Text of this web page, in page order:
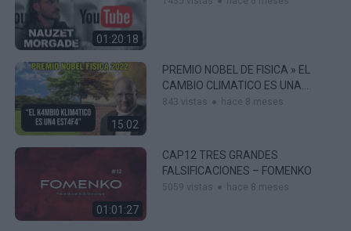
01:20:18
15:02
PREMIO NOBEL DE FISICA » EL
CAMBIO CLIMATICO ES UNA
ESTAFA»
843 vistas hace 8 meses
01:01:27
CAP12 TRES GRANDES
FALSIFICACIONES – FOMENKO
5059 vistas hace 8 meses